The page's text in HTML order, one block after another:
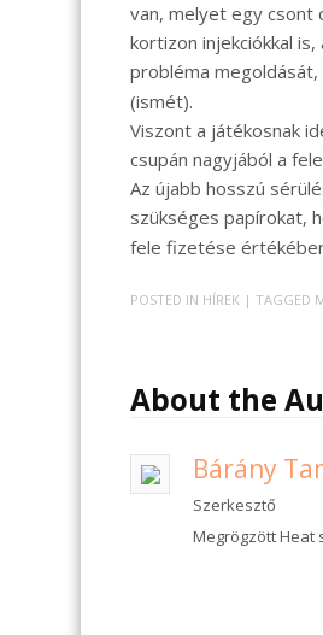
van, melyet egy csont
kortizon injekciókkal
probléma megoldását,
(ismét).
Viszont a játékosnak
csupán nagyjából a
Az újabb hosszú
szükséges papírokat,
fele fizetése
POSTED IN HÍREK | TAGGED
About the
Bárány
Szerkesztő
Megrögzött Heat